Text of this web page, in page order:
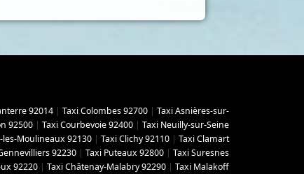
92014 | Taxi Colombes 92700 | Taxi Asnières-sur-
92500 | Taxi Courbevoie 92400 | Taxi Neuilly-sur-Seine
les-Moulineaux 92130 | Taxi Clichy 92110 | Taxi Clamart
92230 | Taxi Puteaux 92800 | Taxi Suresnes
92220 | Taxi Châtenay-Malabry 92290 | Taxi Malakoff